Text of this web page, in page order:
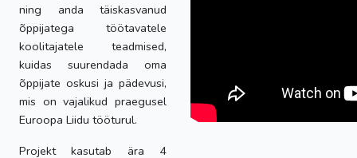
ning anda täiskasvanud
õppijatega töötavatele
koolitajatele teadmised,
kuidas suurendada oma
õppijate oskusi ja pädevusi,
mis on vajalikud praegusel
Euroopa Liidu tööturul.
Projekt kasutab ära 4